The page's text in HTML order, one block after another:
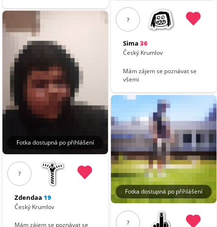
Fotka dostupná po přihlášení
?
Zdendaa 19
Český Krumlov
Mám zájem se poznávat se
?
Sima 36
Český Krumlov
Mám zájem se poznávat se
všemi
Fotka dostupná po přihlášení
?